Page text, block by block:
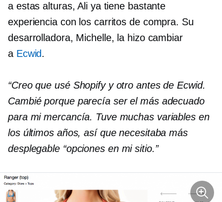
a estas alturas, Ali ya tiene bastante
experiencia con los carritos de compra. Su
desarrolladora, Michelle, la hizo cambiar
a Ecwid.
“Creo que usé Shopify y otro antes de Ecwid.
Cambié porque parecía ser el más adecuado
para mi mercancía. Tuve muchas variables en
los últimos años, así que necesitaba más
desplegable“opciones en mi sitio.”